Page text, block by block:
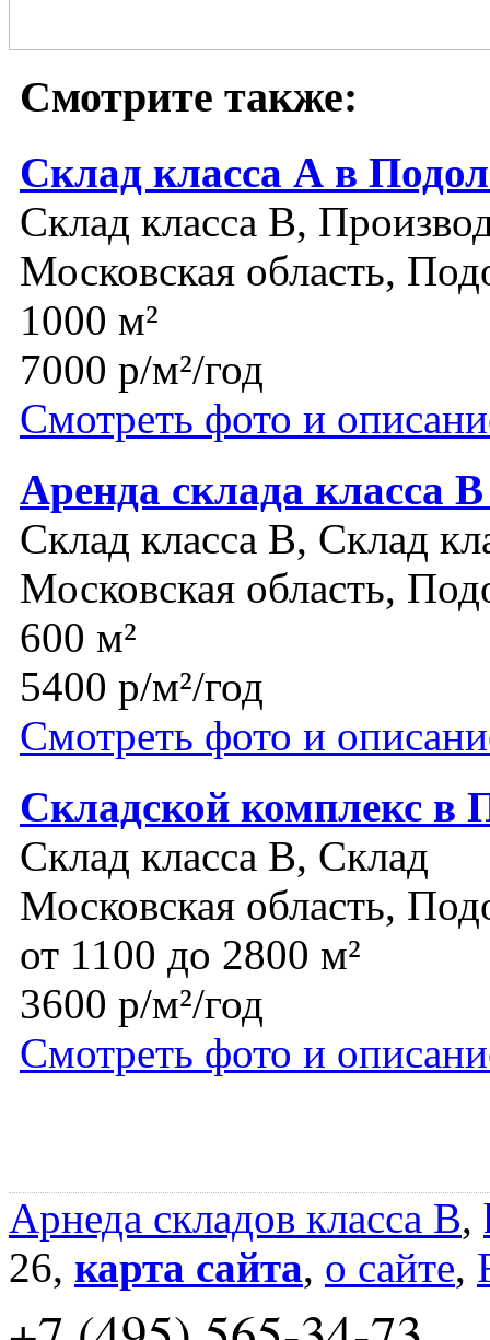
Смотрите также:
Склад класса А в
Склад класса B,
Московская область,
1000 м²
7000 р/м²/год
Смотреть фото и
Аренда склада класса
Склад класса B, Склад
Московская область,
600 м²
5400 р/м²/год
Смотреть фото и
Складской комплекс в
Склад класса B, Склад
Московская область,
от 1100 до 2800 м²
3600 р/м²/год
Смотреть фото и
Арнеда складов класса B,
26, карта сайта, о сайте,